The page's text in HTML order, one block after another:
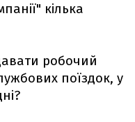
кілька
робочий
поїздок, у